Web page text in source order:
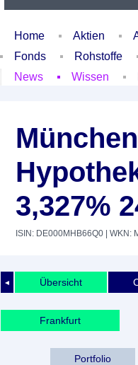
Home Aktien
Fonds
Rohstoffe
News
Wissen
3,327%
ISIN: DE000MHB66Q0 | WKN:
◄ Übersicht
Frankfurt
Portfolio